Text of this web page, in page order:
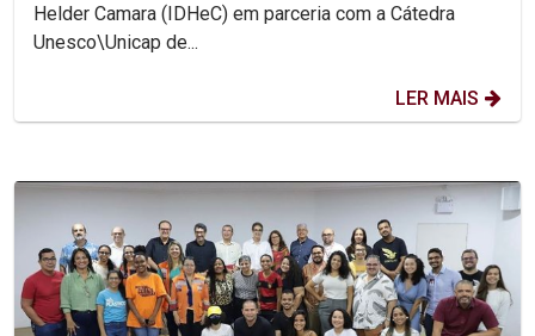
Helder Camara (IDHeC) em parceria com a Cátedra
Unesco\Unicap de...
LER MAIS